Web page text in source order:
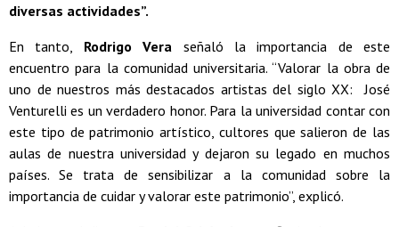
diversas actividades”.
En tanto, Rodrigo Vera señaló la importancia de este
encuentro para la comunidad universitaria. “Valorar la obra de
uno de nuestros más destacados artistas del siglo XX: José
Venturelli es un verdadero honor. Para la universidad contar con
este tipo de patrimonio artístico, cultores que salieron de las
aulas de nuestra universidad y dejaron su legado en muchos
países. Se trata de sensibilizar a la comunidad sobre la
importancia de cuidar y valorar este patrimonio”, explicó.